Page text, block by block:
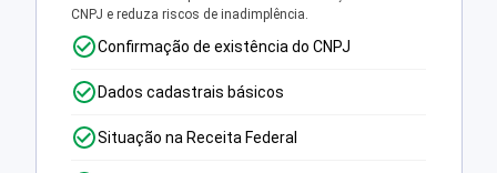
CNPJ e reduza riscos de inadimplência.
Confirmação de existência do CNPJ
Dados cadastrais básicos
Situação na Receita Federal